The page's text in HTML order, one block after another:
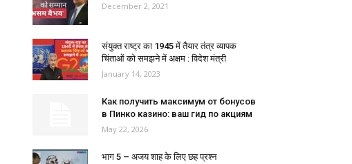
December 2, 2021
संयुक्त राष्ट्र का 1945 में तैयार तंत्र व्यापक
चिंताओं को समझने में अक्षम : विदेश मंत्री
January 14, 2023
Как получить максимум от бонусов
в Пинко казино: ваш гид по акциям
May 22, 2026
भाग 5 – अजय शाह के लिए छह प्रश्न